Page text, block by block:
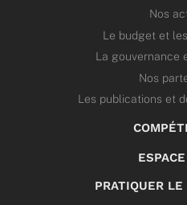
Nos
Le budget et
La gouvernance
Nos
Les publications et
PRATIQUER